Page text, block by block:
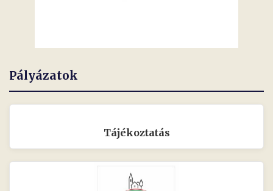
Pályázatok
Tájékoztatás